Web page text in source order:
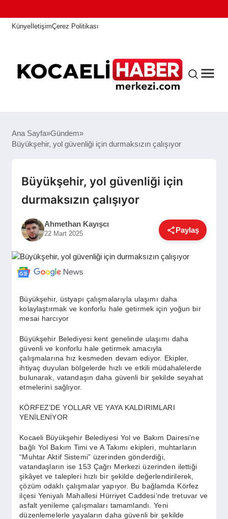
KünyeİletişimÇerez Politikası
ANASAYFA
ASAYIŞ
GÜNDEM
SIYASET
EĞITIM
EKONOMI
DÜNYA
SAĞLIK
SPOR
YAŞAM
Ana Sayfa Gündem
Büyükşehir, yol güvenliği için durmaksızın çalışıyor
Büyükşehir, yol güvenliği için
durmaksızın çalışıyor
Ahmethan Kayışcı
22 Mart 2025 Paylaş
Büyükşehir, üstyapı çalışmalarıyla ulaşımı daha
kolaylaştırmak ve konforlu hale getirmek için yoğun bir
mesai harcıyor
Büyükşehir Belediyesi kent genelinde ulaşımı daha
güvenli ve konforlu hale getirmek amacıyla
çalışmalarına hız kesmeden devam ediyor. Ekipler,
ihtiyaç duyulan bölgelerde hızlı ve etkili müdahalelerde
bulunarak, vatandaşın daha güvenli bir şekilde seyahat
etmelerini sağlıyor.
KÖRFEZ’DE YOLLAR VE YAYA KALDIRIMLARI
YENİLENİYOR
Kocaeli Büyükşehir Belediyesi Yol ve Bakım Dairesi’ne
bağlı Yol Bakım Timi ve A Takımı ekipleri, muhtarların
“Muhtar Aktif Sistemi” üzerinden gönderdiği,
vatandaşların ise 153 Çağrı Merkezi üzerinden ilettiği
şikâyet ve talepleri hızlı bir şekilde değerlendirilerek,
çözüm odaklı çalışmalar yapıyor. Bu bağlamda Körfez
ilçesi Yeniyalı Mahallesi Hürriyet Caddesi’nde tretuvar ve
asfalt yenileme çalışmaları tamamlandı. Yeni
düzenlemelerle yayaların daha güvenli bir şekilde